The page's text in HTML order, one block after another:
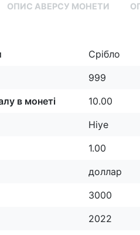
ОПИС АВЕРСУ МОНЕТИ
Срібло
999
в монеті
10.00
Ніуе
1.00
доллар
3000
2022